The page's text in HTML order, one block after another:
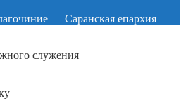
— Саранская епархия
служения